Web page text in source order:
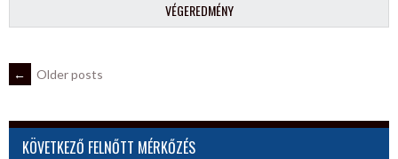
VÉGEREDMÉNY
POSTS
NAVIGATION
← Older posts
KÖVETKEZŐ FELNŐTT MÉRKŐZÉS